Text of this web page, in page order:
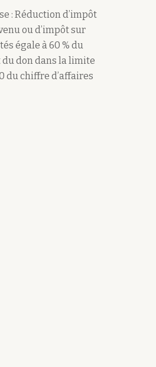
: Réduction d’impôt
ou d’impôt sur
égale à 60 % du
don dans la limite
du chiffre d’affaires